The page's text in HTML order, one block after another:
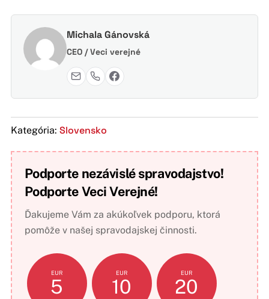
Michala Gánovská
CEO / Veci verejné
Kategória: Slovensko
Podporte nezávislé spravodajstvo!
Podporte Veci Verejné!
Ďakujeme Vám za akúkoľvek podporu, ktorá
pomôže v našej spravodajskej činnosti.
EUR
5
EUR
10
EUR
20